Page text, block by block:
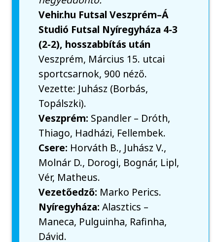
Vehir.hu Futsal Veszprém–Á
Studió Futsal Nyíregyháza 4-3
(2-2), hosszabbítás után
Veszprém, Március 15. utcai
sportcsarnok, 900 néző.
Vezette: Juhász (Borbás,
Topálszki).
Veszprém: Spandler – Dróth,
Thiago, Hadházi, Fellembek.
Csere: Horváth B., Juhász V.,
Molnár D., Dorogi, Bognár, Lipl,
Vér, Matheus.
Vezetőedző: Marko Perics.
Nyíregyháza: Alasztics –
Maneca, Pulguinha, Rafinha,
Dávid.